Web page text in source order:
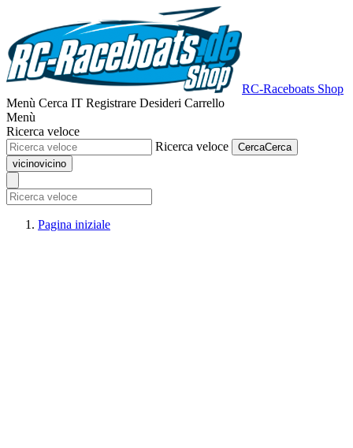
RC-Raceboats Shop
Menù Cerca IT Registrare Desideri Carrello
Menù
Ricerca veloce
Ricerca veloce
CercaCerca
vicinovicino
Pagina iniziale